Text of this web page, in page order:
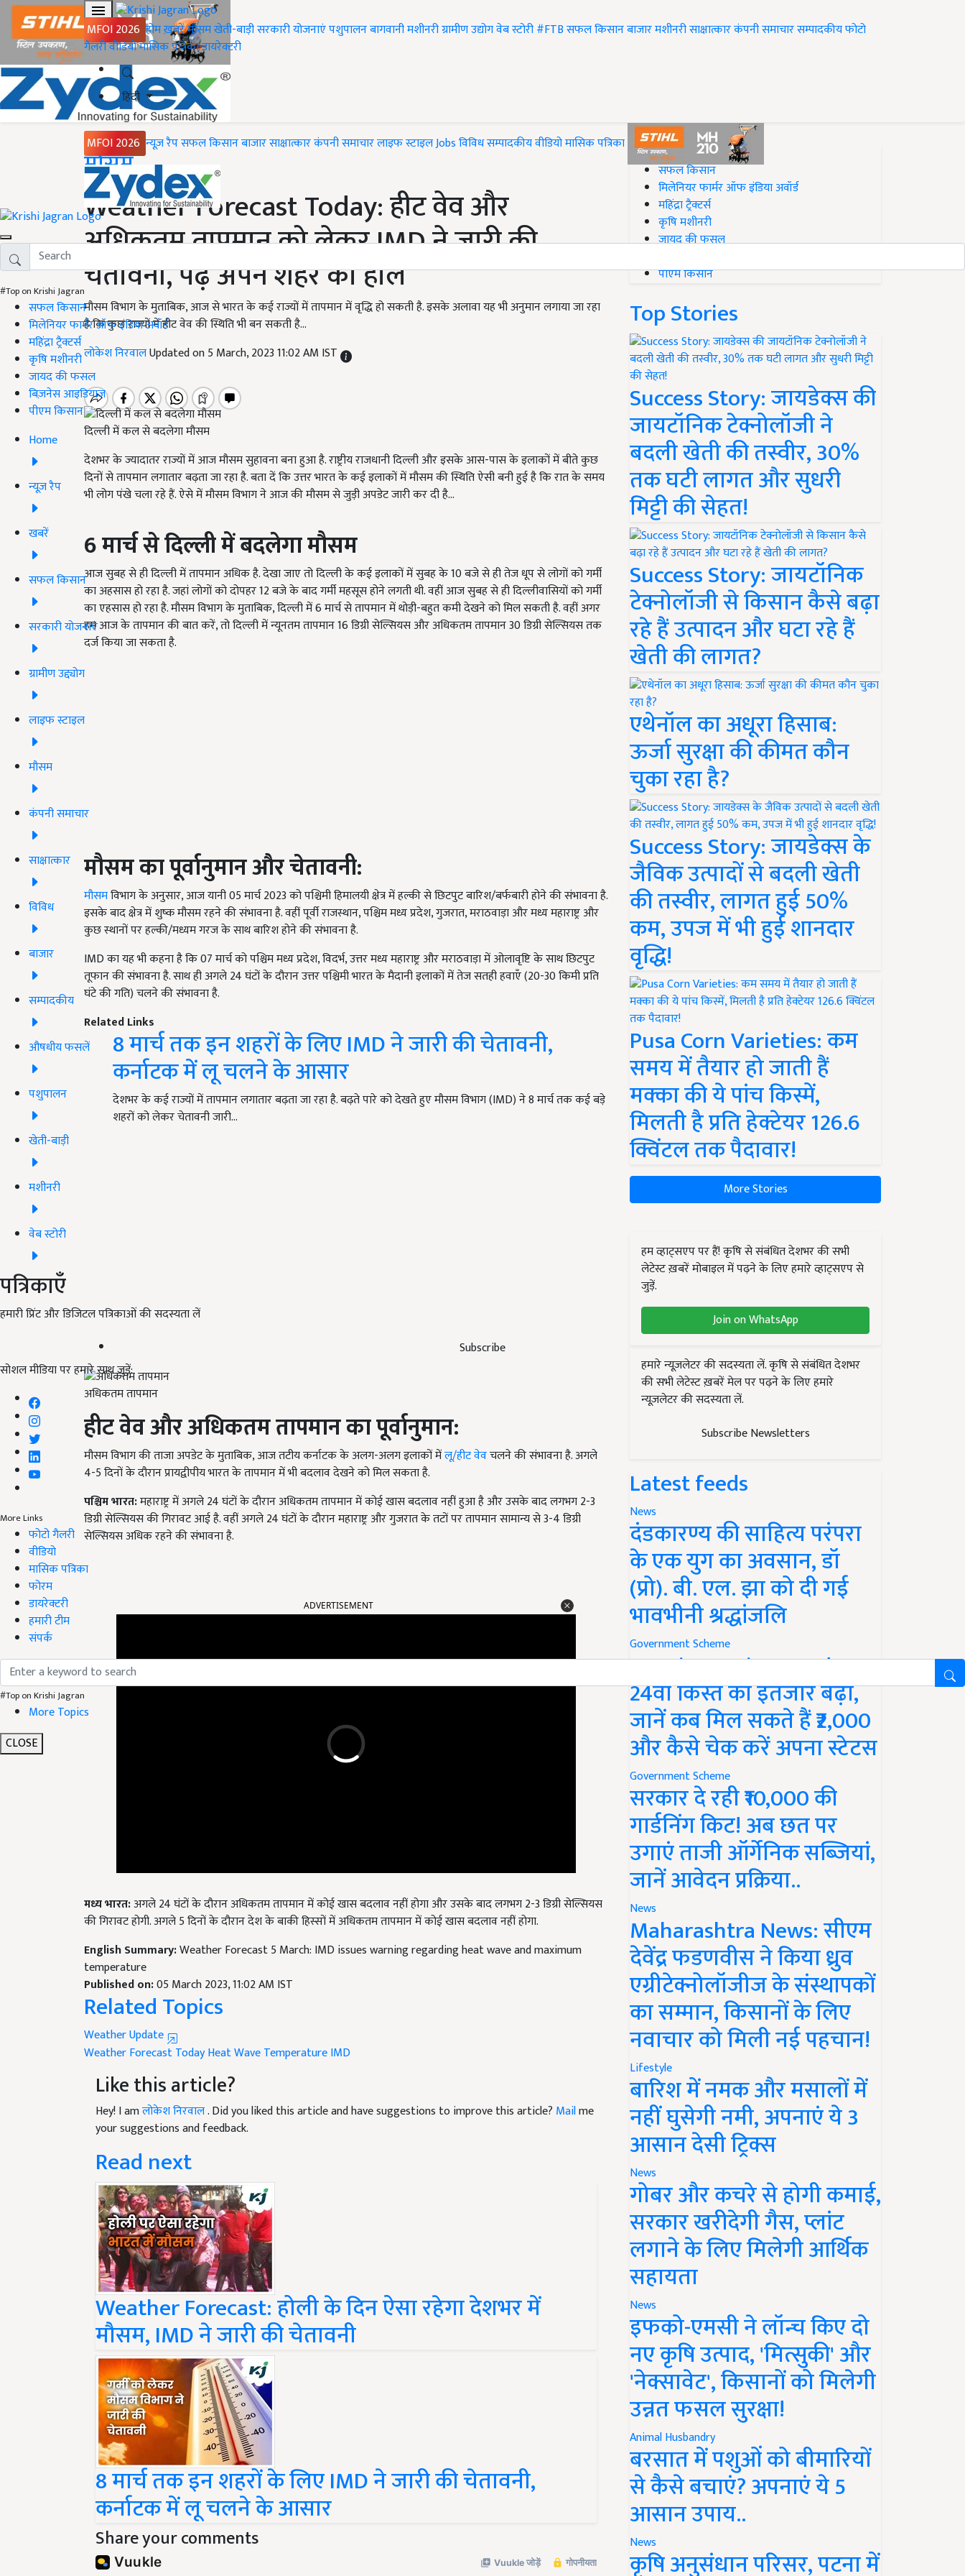
MFOI 2026 होमख़बरेंमौसमखेती-बाड़ीसरकारी योजनाएंपशुपालनबागवानीमशीनरीग्रामीण उद्योगवेब स्टोरी#FTBसफल किसानबाजारमशीनरीसाक्षात्कारकंपनी समाचारसम्पादकीयफोटो
गैलरीवीडियोमासिक पत्रिकाडायरेक्टरी
हिंदी
MFOI 2026 न्यूज़ रैपसफल किसानबाजारसाक्षात्कारकंपनी समाचारलाइफ स्टाइलJobsविविधसम्पादकीयवीडियोमासिक पत्रिका
#Top on Krishi Jagran
सफल किसान
मिलेनियर फार्मर ऑफ इंडिया अवॉर्ड
महिंद्रा ट्रैक्टर्स
कृषि मशीनरी
जायद की फसल
बिज़नेस आइडियाज
पीएम किसान
Home
न्यूज़ रैप
खबरें
सफल किसान
सरकारी योजनाएं
ग्रामीण उद्द्योग
लाइफ स्टाइल
मौसम
कंपनी समाचार
साक्षात्कार
विविध
बाजार
सम्पादकीय
औषधीय फसलें
पशुपालन
खेती-बाड़ी
मशीनरी
वेब स्टोरी
पत्रिकाएँ
हमारी प्रिंट और डिजिटल पत्रिकाओं की सदस्यता लें
Subscribe
सोशल मीडिया पर हमारे साथ जुड़ें:
More Links
फोटो गैलरी
वीडियो
मासिक पत्रिका
फोरम
डायरेक्टरी
हमारी टीम
संपर्क
#Top on Krishi Jagran
More Topics
CLOSE
Home
मौसम
Weather Forecast Today: हीट वेव और
अधिकतम तापमान को लेकर IMD ने जारी की
चेतावनी, पढ़ें अपने शहर का हाल
मौसम विभाग के मुताबिक, आज से भारत के कई राज्यों में तापमान में वृद्धि हो सकती है. इसके अलावा यह भी अनुमान लगाया जा रहा
है कि कुछ राज्यों में हीट वेव की स्थिति भी बन सकती है...
लोकेश निरवालUpdated on 5 March, 2023 11:02 AM IST
दिल्ली में कल से बदलेगा मौसम
देशभर के ज्यादातर राज्यों में आज मौसम सुहावना बना हुआ है. राष्ट्रीय राजधानी दिल्ली और इसके आस-पास के इलाकों में बीते कुछ
दिनों से तापमान लगातार बढ़ता जा रहा है. बता दें कि उत्तर भारत के कई इलाकों में मौसम की स्थिति ऐसी बनी हुई है कि रात के समय
भी लोग पंखे चला रहे हैं. ऐसे में मौसम विभाग ने आज की मौसम से जुड़ी अपडेट जारी कर दी है...
6 मार्च से दिल्ली में बदलेगा मौसम
आज सुबह से ही दिल्ली में तापमान अधिक है. देखा जाए तो दिल्ली के कई इलाकों में सुबह के 10 बजे से ही तेज धूप से लोगों को गर्मी
का अहसास हो रहा है. जहां लोगों को दोपहर 12 बजे के बाद गर्मी महसूस होने लगती थी. वहीं आज सुबह से ही दिल्लीवासियों को गर्मी
का एहसास हो रहा है. मौसम विभाग के मुताबिक, दिल्ली में 6 मार्च से तापमान में थोड़ी-बहुत कमी देखने को मिल सकती है. वहीं अगर
हम आज के तापमान की बात करें, तो दिल्ली में न्यूनतम तापमान 16 डिग्री सेल्सियस और अधिकतम तापमान 30 डिग्री सेल्सियस तक
दर्ज किया जा सकता है.
मौसम का पूर्वानुमान और चेतावनी:
मौसमविभाग के अनुसार, आज यानी 05 मार्च 2023 को पश्चिमी हिमालयी क्षेत्र में हल्की से छिटपुट बारिश/बर्फबारी होने की संभावना है.
इसके बाद क्षेत्र में शुष्क मौसम रहने की संभावना है. वहीं पूर्वी राजस्थान, पश्चिम मध्य प्रदेश, गुजरात, मराठवाड़ा और मध्य महाराष्ट्र और
कुछ स्थानों पर हल्की/मध्यम गरज के साथ बारिश होने की संभावना है.
IMD का यह भी कहना है कि 07 मार्च को पश्चिम मध्य प्रदेश, विदर्भ, उत्तर मध्य महाराष्ट्र और मराठवाड़ा में ओलावृष्टि के साथ छिटपुट
तूफान की संभावना है. साथ ही अगले 24 घंटों के दौरान उत्तर पश्चिमी भारत के मैदानी इलाकों में तेज सतही हवाएँ (20-30 किमी प्रति
घंटे की गति) चलने की संभावना है.
Related Links
8 मार्च तक इन शहरों के लिए IMD ने जारी की चेतावनी,
कर्नाटक में लू चलने के आसार
देशभर के कई राज्यों में तापमान लगातार बढ़ता जा रहा है. बढ़ते पारे को देखते हुए मौसम विभाग (IMD) ने 8 मार्च तक कई बड़े
शहरों को लेकर चेतावनी जारी…
अधिकतम तापमान
हीट वेव और अधिकतम तापमानकापूर्वानुमान:
मौसम विभाग की ताजा अपडेट के मुताबिक, आज तटीय कर्नाटक के अलग-अलग इलाकों मेंलू/हीट वेवचलने की संभावना है. अगले
4-5 दिनों के दौरान प्रायद्वीपीय भारत के तापमान में भी बदलाव देखने को मिल सकता है.
पश्चिम भारत:महाराष्ट्र में अगले 24 घंटों के दौरान अधिकतम तापमान में कोई खास बदलाव नहीं हुआ है और उसके बाद लगभग 2-3
डिग्री सेल्सियस की गिरावट आई है. वहीं अगले 24 घंटों के दौरान महाराष्ट्र और गुजरात के तटों पर तापमान सामान्य से 3-4 डिग्री
सेल्सियस अधिक रहने की संभावना है.
की गिरावट होगी. अगले 5 दिनों के दौरान देश के बाकी हिस्सों में अधिकतम तापमान में कोई खास बदलाव नहीं होगा.
English Summary:
Weather Forecast 5 March: IMD issues warning regarding heat wave and maximum
temperature
Published on:
Related Topics
Weather Update
Weather Forecast Today
Like this article?
Hey! I amलोकेश निरवाल. Did you liked this article and have suggestions to improve this article?
your suggestions and feedback.
Read next
Weather Forecast: होली के दिन ऐसा रहेगा देशभर में
मौसम, IMD ने जारी की चेतावनी
8 मार्च तक इन शहरों के लिए IMD ने जारी की चेतावनी,
कर्नाटक में लू चलने के आसार
Share your comments
#Top on Krishi Jagran
सफल किसान
मिलेनियर फार्मर ऑफ इंडिया अवॉर्ड
महिंद्रा ट्रैक्टर्स
कृषि मशीनरी
जायद की फसल
पीएम किसान
Top Stories
Success Story: जायडेक्स की
जायटॉनिक टेक्नोलॉजी ने
बदली खेती की तस्वीर, 30%
तक घटी लागत और सुधरी
मिट्टी की सेहत!
Success Story: जायटॉनिक
टेक्नोलॉजी से किसान कैसे बढ़ा
रहे हैं उत्पादन और घटा रहे हैं
खेती की लागत?
एथेनॉल का अधूरा हिसाब:
ऊर्जा सुरक्षा की कीमत कौन
चुका रहा है?
Success Story: जायडेक्स के
जैविक उत्पादों से बदली खेती
की तस्वीर, लागत हुई 50%
कम, उपज में भी हुई शानदार
वृद्धि!
Pusa Corn Varieties: कम
समय में तैयार हो जाती हैं
मक्का की ये पांच किस्में,
मिलती है प्रति हेक्टेयर 126.6
क्विंटल तक पैदावार!
More Stories
हम व्हाट्सएप पर हैं! कृषि से संबंधित देशभर की सभी
लेटेस्ट ख़बरें मोबाइल में पढ़ने के लिए हमारे व्हाट्सएप से
जुड़ें.
Join on WhatsApp
हमारे न्यूज़लेटर की सदस्यता लें. कृषि से संबंधित देशभर
की सभी लेटेस्ट ख़बरें मेल पर पढ़ने के लिए हमारे
न्यूज़लेटर की सदस्यता लें.
Subscribe Newsletters
Latest feeds
News
दंडकारण्य की साहित्य परंपरा
के एक युग का अवसान, डॉ
(प्रो). बी. एल. झा को दी गई
भावभीनी श्रद्धांजलि
Government Scheme
PM Kisan Yojana Update:
24वीं किस्त का इंतजार बढ़ा,
जानें कब मिल सकते हैं ₹2,000
और कैसे चेक करें अपना स्टेटस
Government Scheme
सरकार दे रही ₹10,000 की
गार्डनिंग किट! अब छत पर
उगाएं ताजी ऑर्गेनिक सब्जियां,
जानें आवेदन प्रक्रिया..
News
Maharashtra News: सीएम
देवेंद्र फडणवीस ने किया ध्रुव
एग्रीटेक्नोलॉजीज के संस्थापकों
का सम्मान, किसानों के लिए
नवाचार को मिली नई पहचान!
Lifestyle
बारिश में नमक और मसालों में
नहीं घुसेगी नमी, अपनाएं ये 3
आसान देसी ट्रिक्स
News
गोबर और कचरे से होगी कमाई,
सरकार खरीदेगी गैस, प्लांट
लगाने के लिए मिलेगी आर्थिक
सहायता
News
इफको-एमसी ने लॉन्च किए दो
नए कृषि उत्पाद, 'मित्सुकी' और
'नेक्सावेट', किसानों को मिलेगी
उन्नत फसल सुरक्षा!
Animal Husbandry
बरसात में पशुओं को बीमारियों
से कैसे बचाएं? अपनाएं ये 5
आसान उपाय..
News
कृषि अनुसंधान परिसर, पटना में